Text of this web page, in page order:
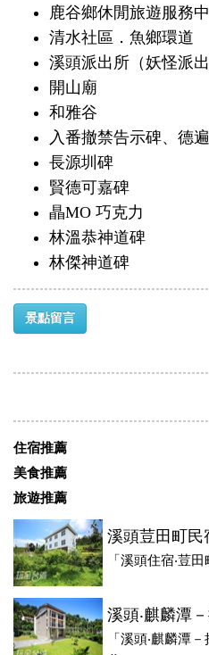
鹿谷鄉休閒旅遊服務
清水社區．魚鄉環道
溪頭派出所（妖怪派出
開山廟
和雅谷
入番撤禁告示碑、德
長源圳碑
賢德可嘉碑
瞐MO 巧克力
林溫恭神道碑
林傑神道碑
景點留言
住宿推薦
美食推薦
旅遊推薦
溪頭荳田町民
「溪頭住宿‧荳
溪頭‧麒麟潭
「溪頭‧麒麟潭